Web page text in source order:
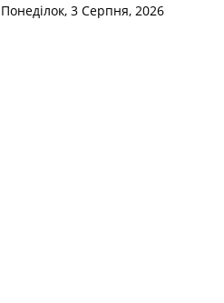
Понеділок, 3 Серпня, 2026